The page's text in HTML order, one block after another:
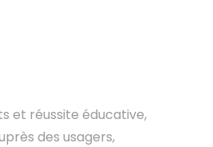
et réussite éducative,
des usagers,